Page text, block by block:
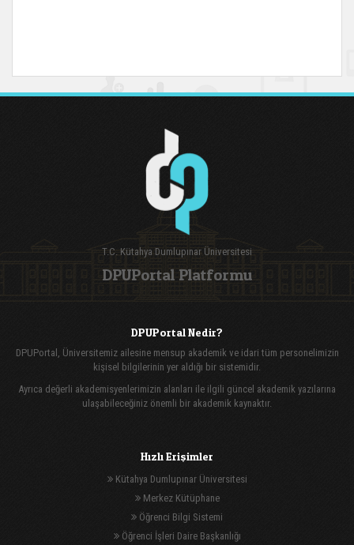
T.C. Kütahya Dumlupınar Üniversitesi
DPUPortal Platformu
DPUPortal Nedir?
DPUPortal, Üniversitemiz ailesine mensup akademik ve idari tüm personelimizin
kişisel bilgilerinin yer aldığı bir sistemidir.
Ayrıca değerli akademisyenlerimizin alanları ile ilgili güncel akademik yazılarına
ulaşabileceğiniz önemli bir akademik kaynaktır.
Hızlı Erişimler
Kütahya Dumlupınar Üniversitesi
Merkez Kütüphane
Öğrenci Bilgi Sistemi
Öğrenci İşleri Daire Başkanlığı